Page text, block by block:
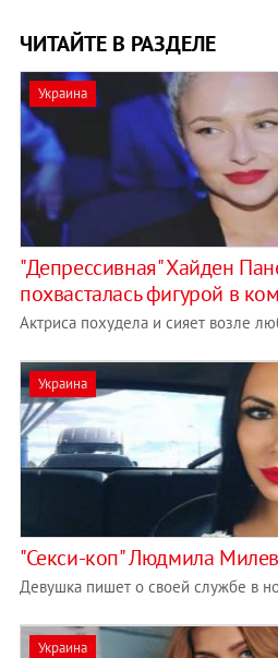
ЧИТАЙТЕ В РАЗДЕЛЕ
Украина
"Депрессивная" Хайден
похвасталась фигурой в
Актриса похудела и сияет возле
Украина
"Секси-коп" Людмила
Девушка пишет о своей службе в
Украина